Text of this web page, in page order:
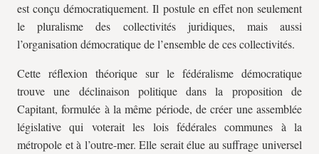
est conçu démocratiquement. Il postule en effet non seulement
le pluralisme des collectivités juridiques, mais aussi
l’organisation démocratique de l’ensemble de ces collectivités.
Cette réflexion théorique sur le fédéralisme démocratique
trouve une déclinaison politique dans la proposition de
Capitant, formulée à la même période, de créer une assemblée
législative qui voterait les lois fédérales communes à la
métropole et à l’outre-mer. Elle serait élue au suffrage universel